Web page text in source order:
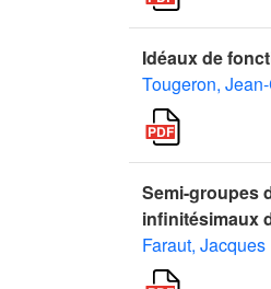
Idéaux de
Tougeron,
Semi-groupes
infinitésimaux
Faraut, Jacques